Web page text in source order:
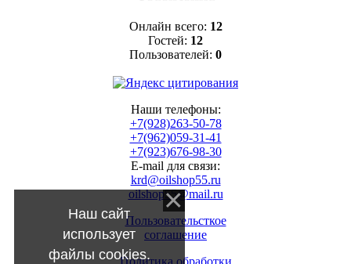
Онлайн всего: 12
Гостей: 12
Пользователей: 0
Наши телефоны:
+7(928)263-50-78
+7(962)059-31-41
+7(923)676-98-30
E-mail для связи:
krd@oilshop55.ru
oilshop55@mail.ru
Пользовательсткое
соглашение
Политика обработки
Наш сайт
использует
файлы cookies.